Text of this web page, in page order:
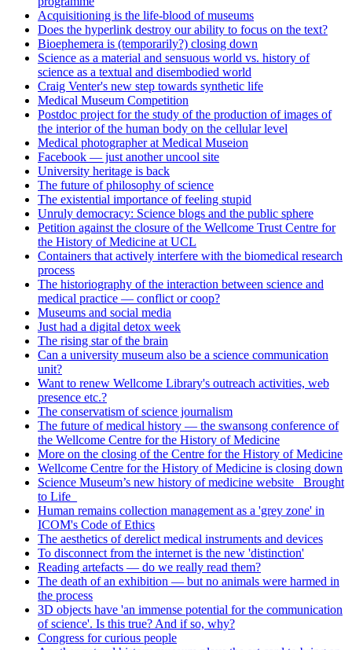
Acquisitioning is the life-blood of museums
Does the hyperlink destroy our ability to focus on the text?
Bioephemera is (temporarily?) closing down
Science as a material and sensuous world vs. history of
science as a textual and disembodied world
Craig Venter's new step towards synthetic life
Medical Museum Competition
Postdoc project for the study of the production of images of
the interior of the human body on the cellular level
Medical photographer at Medical Museion
Facebook — just another uncool site
University heritage is back
The future of philosophy of science
The existential importance of feeling stupid
Unruly democracy: Science blogs and the public sphere
Petition against the closure of the Wellcome Trust Centre for
the History of Medicine at UCL
Containers that actively interfere with the biomedical research
process
The historiography of the interaction between science and
medical practice — conflict or coop?
Museums and social media
Just had a digital detox week
The rising star of the brain
Can a university museum also be a science communication
unit?
Want to renew Wellcome Library's outreach activities, web
presence etc.?
The conservatism of science journalism
The future of medical history — the swansong conference of
the Wellcome Centre for the History of Medicine
More on the closing of the Centre for the History of Medicine
Wellcome Centre for the History of Medicine is closing down
Science Museum’s new history of medicine website _Brought
to Life_
Human remains collection management as a 'grey zone' in
ICOM's Code of Ethics
The aesthetics of derelict medical instruments and devices
To disconnect from the internet is the new 'distinction'
Reading artefacts — do we really read them?
The death of an exhibition — but no animals were harmed in
the process
3D objects have 'an immense potential for the communication
of science'. Is this true? And if so, why?
Congress for curious people